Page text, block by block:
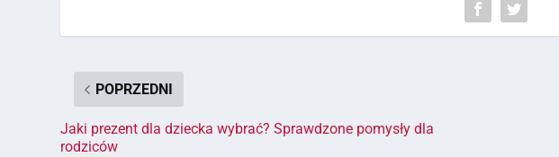
POPRZEDNI
Jaki prezent dla dziecka wybrać? Sprawdzone pomysły dla
rodziców